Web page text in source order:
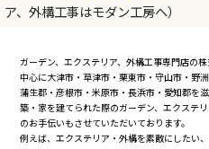
ア、外構工事はモダン工房へ）
ガーデン、エクステリア、外構工事専門店の
中心に大津市・草津市・栗東市・守山市・野
蒲生郡・彦根市・米原市・長浜市・愛知郡を
築・家を建てられた際のガーデン、エクステ
のお手伝いもさせていただいております。
例えば、エクステリア・外構を素敵にしたい